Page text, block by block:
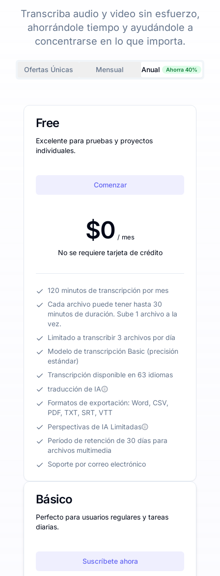
Transcriba audio y video sin esfuerzo,
ahorrándole tiempo y ayudándole a
concentrarse en lo que importa.
Ofertas Únicas Mensual Anual Ahorra 40%
Free
Excelente para pruebas y proyectos
individuales.
Comenzar
$0 / mes
No se requiere tarjeta de crédito
120 minutos de transcripción por mes
Cada archivo puede tener hasta 30
minutos de duración. Sube 1 archivo a la
vez.
Limitado a transcribir 3 archivos por día
Modelo de transcripción Basic (precisión
estándar)
Transcripción disponible en 63 idiomas
traducción de IA
Formatos de exportación: Word, CSV,
PDF, TXT, SRT, VTT
Perspectivas de IA Limitadas
Período de retención de 30 días para
archivos multimedia
Soporte por correo electrónico
Básico
Perfecto para usuarios regulares y tareas
diarias.
Suscríbete ahora